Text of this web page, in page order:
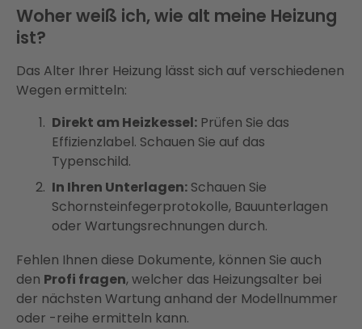
Woher weiß ich, wie alt meine Heizung
ist?
Das Alter Ihrer Heizung lässt sich auf verschiedenen
Wegen ermitteln:
Direkt am Heizkessel: Prüfen Sie das
Effizienzlabel. Schauen Sie auf das
Typenschild.
In Ihren Unterlagen: Schauen Sie
Schornsteinfegerprotokolle, Bauunterlagen
oder Wartungsrechnungen durch.
Fehlen Ihnen diese Dokumente, können Sie auch
den Profi fragen, welcher das Heizungsalter bei
der nächsten Wartung anhand der Modellnummer
oder -reihe ermitteln kann.